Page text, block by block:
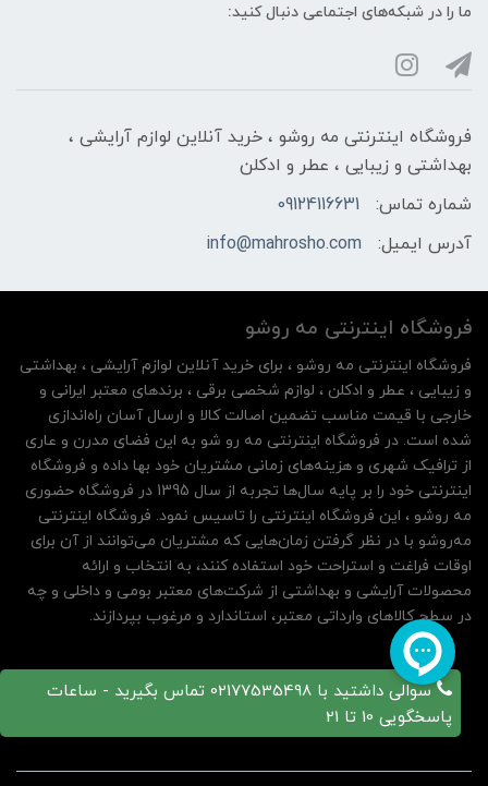
ما را در شبکه‌های اجتماعی دنبال کنید:
فروشگاه اینترنتی مه‌ رو‌شو ، خرید آنلاین لوازم آرایشی ،
بهداشتی و زیبایی ، عطر و ادکلن
شماره تماس:
09124116631
آدرس ایمیل:
info@mahrosho.com
سوالی داشتید با 02177535498 تماس بگیرید - ساعات
پاسخگویی 10 تا 21
فروشگاه اینترنتی مه‌ رو‌شو
فروشگاه اینترنتی مه‌ رو‌شو ، برای خرید آنلاین لوازم آرایشی ، بهداشتی
و زیبایی ، عطر و ادکلن ، لوازم شخصی برقی ، برندهای معتبر ایرانی و
خارجی با قیمت مناسب تضمین اصالت کالا و ارسال آسان راه‌اندازی
شده است. در فروشگاه اینترنتی مه رو شو به این فضای مدرن و عاری
از ترافیک شهری و هزینه‌های زمانی مشتریان خود بها داده و فروشگاه
اینترنتی خود را بر پایه سال‌ها تجربه از سال 1395 در فروشگاه حضوری
مه روشو ، این فروشگاه اینترنتی را تاسیس نمود. فروشگاه اینترنتی
مه‌رو‌شو با در نظر گرفتن زمان‌هایی که مشتریان می‌توانند از آن‌ برای
اوقات فراغت و استراحت خود استفاده کنند، به انتخاب و ارائه
محصولات آرایشی و بهداشتی از شرکت‌های معتبر بومی و داخلی و چه
در سطح کالاهای وارداتی معتبر، استاندارد و مرغوب بپردازند.